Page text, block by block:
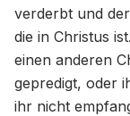
verderbt und
die in Christus ist.
einen anderen
gepredigt, oder
ihr nicht